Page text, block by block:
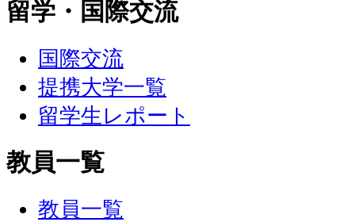
留学・国際交流
国際交流
提携大学一覧
留学生レポート
教員一覧
教員一覧